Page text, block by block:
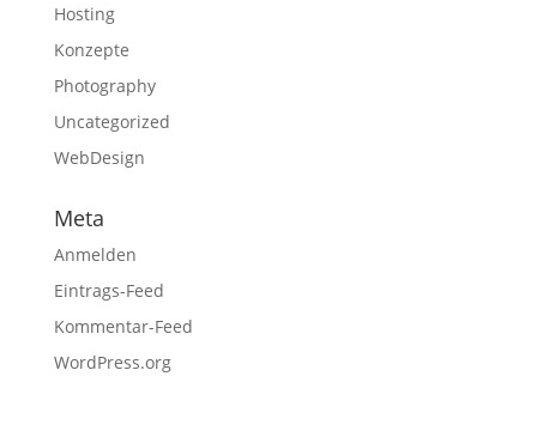
Hosting
Konzepte
Photography
Uncategorized
WebDesign
Meta
Anmelden
Eintrags-Feed
Kommentar-Feed
WordPress.org